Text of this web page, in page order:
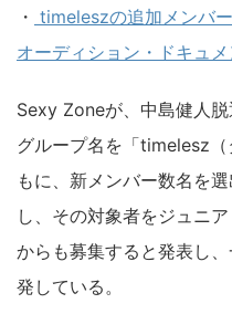
・ timeleszの追加メンバ
オーディション・ドキュ
Sexy Zoneが、中島健人
グループ名を「timelesz
もに、新メンバー数名を
し、その対象者をジュニ
からも募集すると発表し
発している。